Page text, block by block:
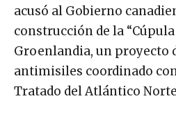
acusó al Gobierno
construcción de la “Cúpula
Groenlandia, un proyecto
antimisiles coordinado
Tratado del Atlántico